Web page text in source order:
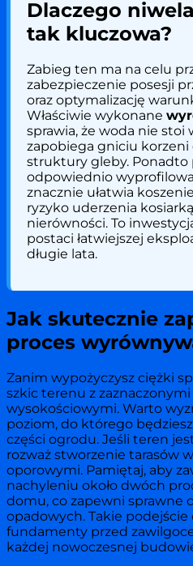
Dlaczego
tak kluczowa?
Zabieg ten ma na celu
zabezpieczenie posesji
oraz optymalizację
Właściwie wykonane
sprawia, że woda nie stoi
zapobiega gniciu korzeni
struktury gleby. Ponadto
odpowiednio
znacznie ułatwia
ryzyko uderzenia
nierówności. To
postaci łatwiejszej
długie lata.
Jak skutecznie
proces
Zanim wypożyczysz ciężki
szkic terenu z
wysokościowymi. Warto
poziom, do którego
części ogrodu. Jeśli teren
rozważ stworzenie tarasów
oporowymi. Pamiętaj, aby
nachyleniu około dwóch
domu, co zapewni sprawne
opadowych. Takie
fundamenty przed
każdej nowoczesnej